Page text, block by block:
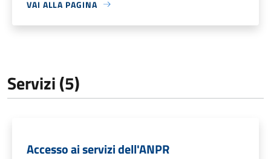
VAI ALLA PAGINA
Servizi (5)
Accesso ai servizi dell'ANPR